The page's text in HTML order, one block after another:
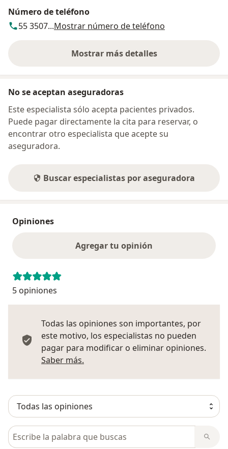
Número de teléfono
55 3507...Mostrar número de teléfono
Mostrar más detalles
sobre la dirección
No se aceptan aseguradoras
Este especialista sólo acepta pacientes privados.
Puede pagar directamente la cita para reservar, o
encontrar otro especialista que acepte su
aseguradora.
Buscar especialistas por aseguradora
Opiniones
Agregar tu opinión
5 opiniones
Todas las opiniones son importantes, por
este motivo, los especialistas no pueden
pagar para modificar o eliminar opiniones.
Saber más.
Busca en opiniones